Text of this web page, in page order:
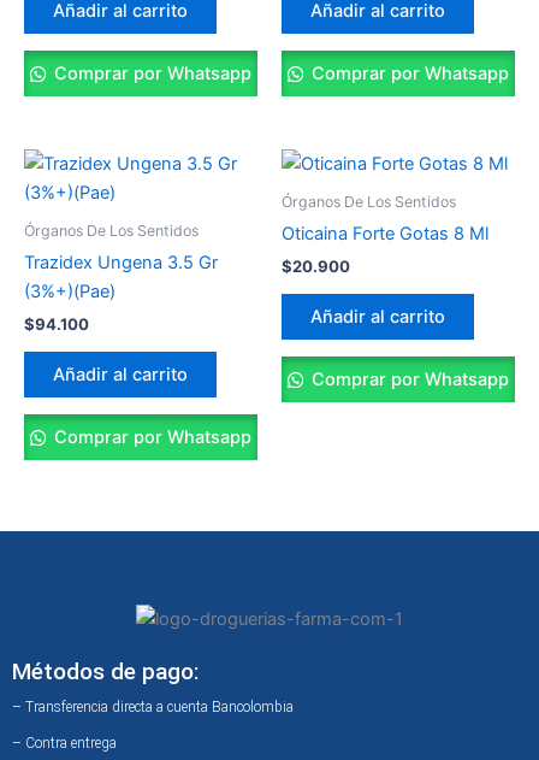
Añadir al carrito
Comprar por Whatsapp
Añadir al carrito
Comprar por Whatsapp
Órganos De Los Sentidos
Trazidex Ungena 3.5 Gr
(3%+)(Pae)
$94.100
Añadir al carrito
Comprar por Whatsapp
Órganos De Los Sentidos
Oticaina Forte Gotas 8 Ml
$20.900
Añadir al carrito
Comprar por Whatsapp
Métodos de pago:
– Transferencia directa a cuenta Bancolombia
– Contra entrega